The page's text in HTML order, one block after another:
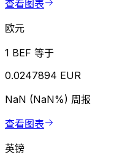
查看图表
欧元
1 BEF 等于
0.0247894 EUR
NaN (NaN%) 周报
查看图表
英镑